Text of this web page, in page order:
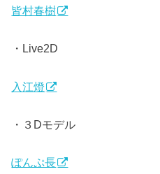
皆村春樹
・Live2D
入江燈
・３Dモデル
ぽんぷ長